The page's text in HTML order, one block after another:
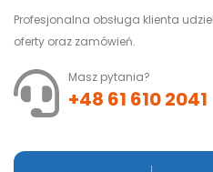
Profesjonalna obsługa klienta
oferty oraz zamówień.
Masz pytania?
+48 61 610 2041